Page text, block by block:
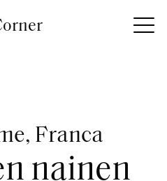
Franca
nainen